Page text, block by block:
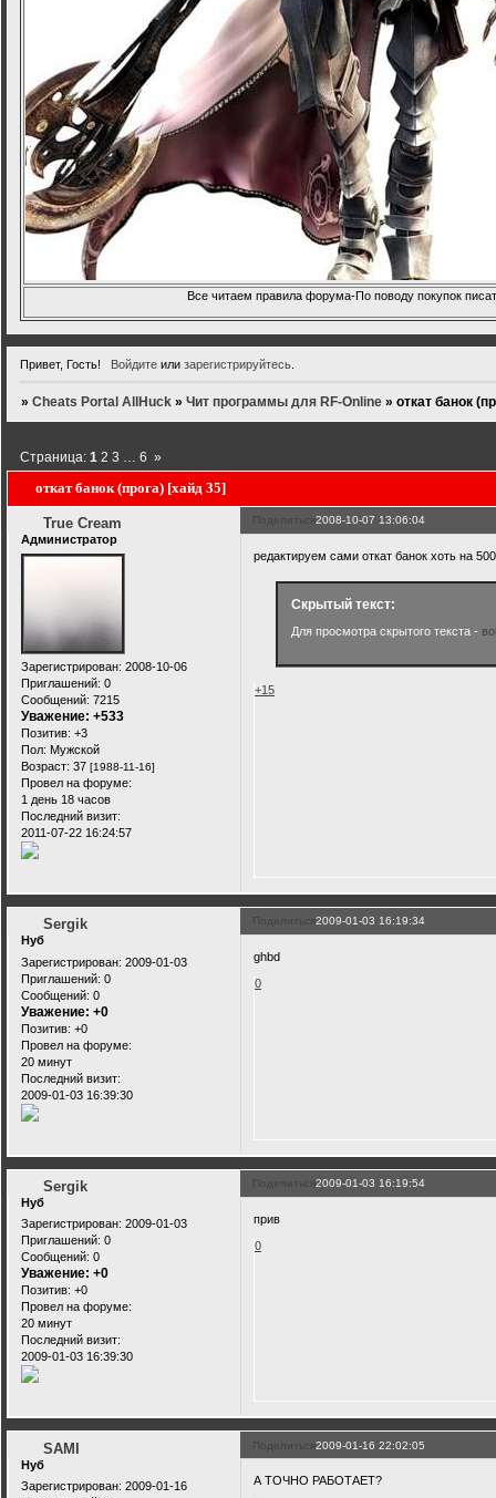
Все читаем правила форума-По поводу покупок
Привет, Гость! Войдитеили зарегистрируйтесь.
»Cheats Portal AllHuck »Чит программы для RF-Online »откат банок
откат банок (прога) [хайд 35]
Страница:1 2 3 … 6 »
Поделиться2008-10-07 13:06:04
True Cream
Администратор
Зарегистрирован: 2008-10-06
Приглашений: 0
Сообщений: 7215
Уважение: +533
Позитив: +3
Пол: Мужской
Возраст: 37 [1988-11-16]
Провел на форуме:
1 день 18 часов
Последний визит:
2011-07-22 16:24:57
редактируем сами откат банок хоть на
Скрытый текст:
Для просмотра скрытого текста -
+15
Поделиться2009-01-03 16:19:34
Sergik
Нуб
Зарегистрирован: 2009-01-03
Приглашений: 0
Сообщений: 0
Уважение: +0
Позитив: +0
Провел на форуме:
20 минут
Последний визит:
2009-01-03 16:39:30
ghbd
0
Поделиться2009-01-03 16:19:54
Sergik
Нуб
Зарегистрирован: 2009-01-03
Приглашений: 0
Сообщений: 0
Уважение: +0
Позитив: +0
Провел на форуме:
20 минут
Последний визит:
2009-01-03 16:39:30
прив
0
Поделиться2009-01-16 22:02:05
SAMI
Нуб
Зарегистрирован: 2009-01-16
А ТОЧНО РАБОТАЕТ?